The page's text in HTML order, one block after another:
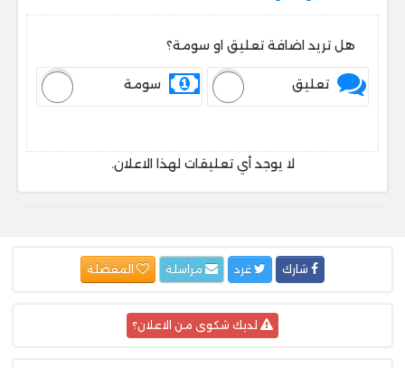
هل تريد اضافة تعليق او سومة؟
تعليق سومة
لا يوجد أي تعليقات لهذا الاعلان.
شارك غرد
لديك شكوى من الاعلان؟